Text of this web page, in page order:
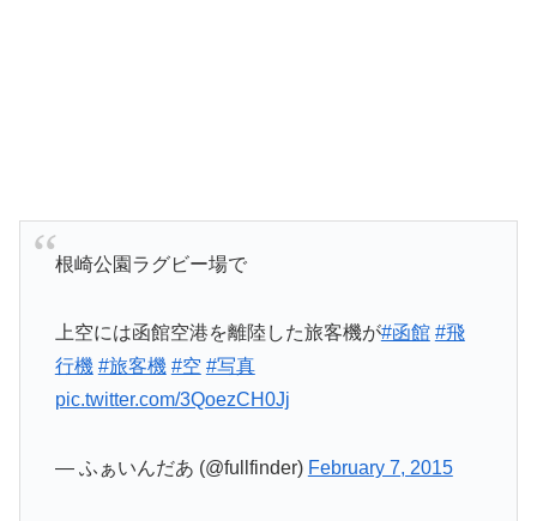
根崎公園ラグビー場で
上空には函館空港を離陸した旅客機が#函館 #飛
行機 #旅客機 #空 #写真
pic.twitter.com/3QoezCH0Jj
— ふぁいんだあ (@fullfinder) February 7, 2015